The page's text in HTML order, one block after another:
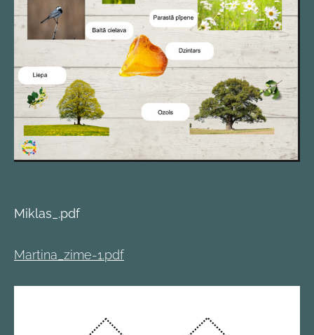
Miklas_.pdf
Martina_zime-1.pdf